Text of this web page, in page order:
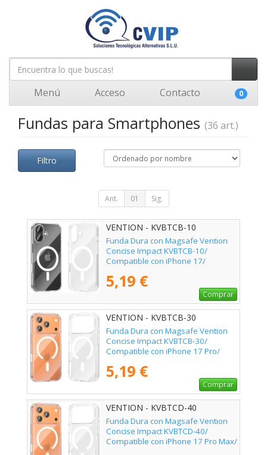
Menú Acceso Contacto 0
Fundas para Smartphones (36 art.)
Filtro
Ant. 01 Sig.
VENTION - KVBTCB-10
Funda Dura con Magsafe Vention
Concise Impact KVBTCB-10/
Compatible con iPhone 17/
5,19 €
Comprar
VENTION - KVBTCB-30
Funda Dura con Magsafe Vention
Concise Impact KVBTCB-30/
Compatible con iPhone 17 Pro/
5,19 €
Comprar
VENTION - KVBTCD-40
Funda Dura con Magsafe Vention
Concise Impact KVBTCD-40/
Compatible con iPhone 17 Pro Max/